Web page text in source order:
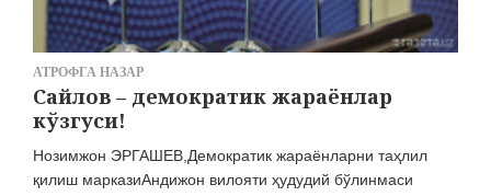
АТРОФГА НАЗАР
Сайлов – демократик жараёнлар
кўзгуси!
Нозимжон ЭРГАШЕВ,Демократик жараёнларни таҳлил
қилиш марказиАндижон вилояти ҳудудий бўлинмаси